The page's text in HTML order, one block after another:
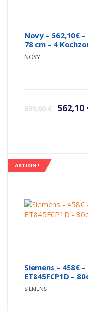
Novy – 562,10€
78 cm – 4
NOVY
699,00€ 562,10
inkl. Versandkosten
AKTION !
Siemens – 458€
ET845FCP1D –
SIEMENS